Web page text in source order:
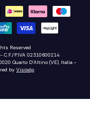
Reserved
C.F./P.IVA 02310600214
Quarto D'Altino (VE), Italia -
by Visiodp.